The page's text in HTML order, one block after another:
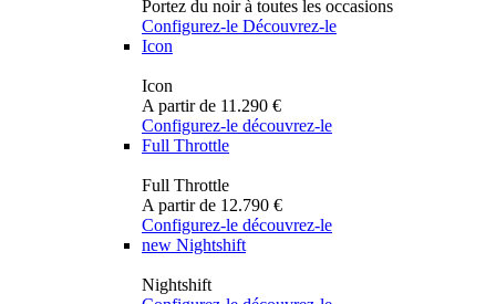
Portez du noir à toutes les occasions
Configurez-le Découvrez-le
Icon
Icon
A partir de 11.290 €
Configurez-le découvrez-le
Full Throttle
Full Throttle
A partir de 12.790 €
Configurez-le découvrez-le
new Nightshift
Nightshift